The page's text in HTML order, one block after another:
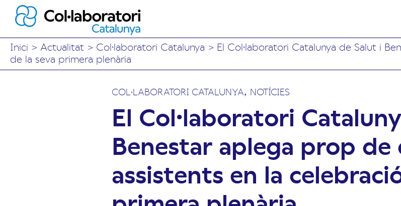
Inici > Actualitat > Col·laboratori Catalunya > El Col·laboratori Catalunya de Salut i
de la seva primera plenària
COL·LABORATORI CATALUNYA, NOTÍCIES
El Col·laboratori
Benestar aplega prop de
assistents en la